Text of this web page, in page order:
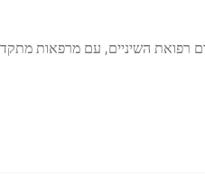
רפואת השיניים, עם מרפאות